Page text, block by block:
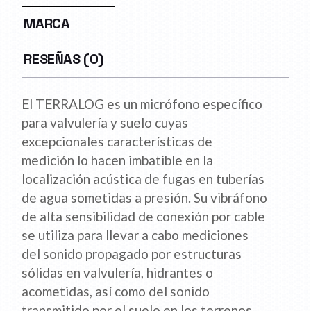
MARCA
RESEÑAS (0)
El TERRALOG es un micrófono específico
para valvulería y suelo cuyas
excepcionales características de
medición lo hacen imbatible en la
localización acústica de fugas en tuberías
de agua sometidas a presión. Su vibráfono
de alta sensibilidad de conexión por cable
se utiliza para llevar a cabo mediciones
del sonido propagado por estructuras
sólidas en valvulería, hidrantes o
acometidas, así como del sonido